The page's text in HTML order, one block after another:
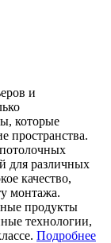
и
которые
пространства.
для различных
качество,
монтажа.
продукты
технологии,
Подробнее